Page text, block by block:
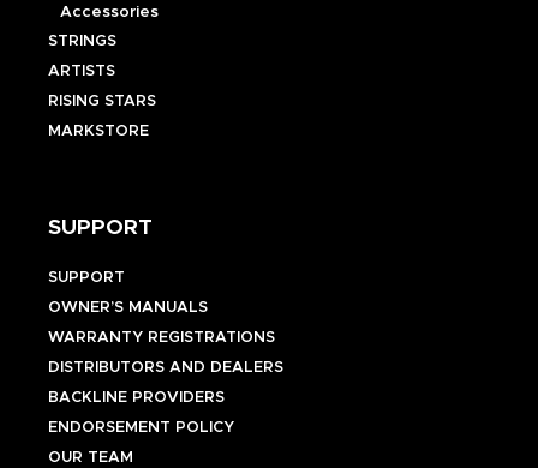
Accessories
STRINGS
ARTISTS
RISING STARS
MARKSTORE
SUPPORT
SUPPORT
OWNER’S MANUALS
WARRANTY REGISTRATIONS
DISTRIBUTORS AND DEALERS
BACKLINE PROVIDERS
ENDORSEMENT POLICY
OUR TEAM